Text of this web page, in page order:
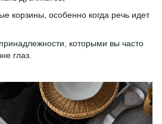
корзины, особенно когда речь идет
которыми вы часто
глаз.